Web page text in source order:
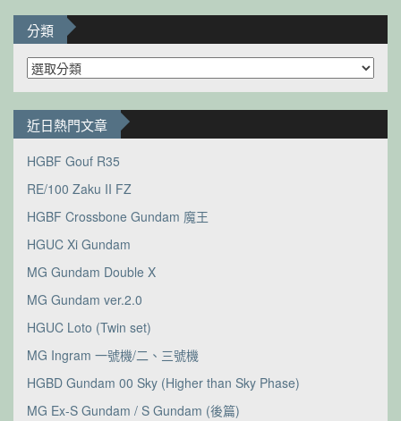
分類
分
類
近日熱門文章
HGBF Gouf R35
RE/100 Zaku II FZ
HGBF Crossbone Gundam 魔王
HGUC Xi Gundam
MG Gundam Double X
MG Gundam ver.2.0
HGUC Loto (Twin set)
MG Ingram 一號機/二、三號機
HGBD Gundam 00 Sky (Higher than Sky Phase)
MG Ex-S Gundam / S Gundam (後篇)